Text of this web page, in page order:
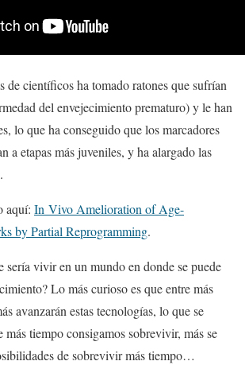
de científicos ha tomado ratones que sufrían
del envejecimiento prematuro) y le han
lo que ha conseguido que los marcadores
a etapas más juveniles, y ha alargado las
aquí: In Vivo Amelioration of Age-
by Partial Reprogramming.
sería vivir en un mundo en donde se puede
Lo más curioso es que entre más
avanzarán estas tecnologías, lo que se
más tiempo consigamos sobrevivir, más se
de sobrevivir más tiempo…